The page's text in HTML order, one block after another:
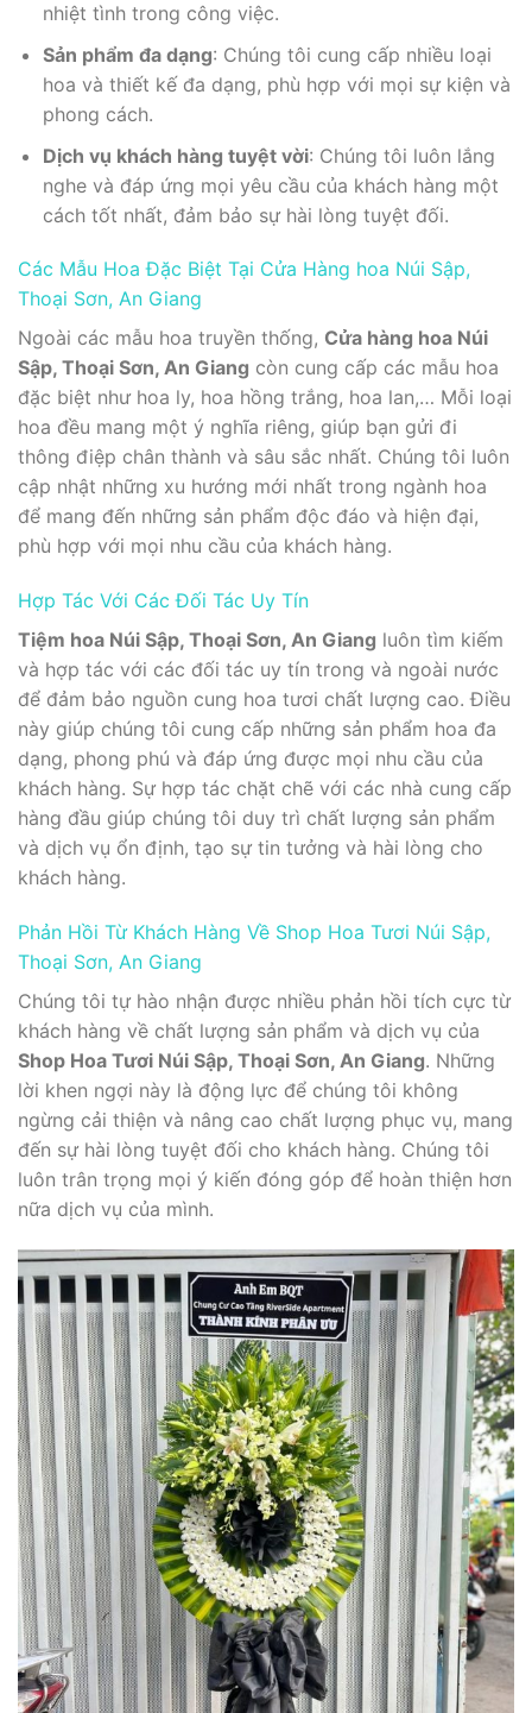
nhiệt tình trong công việc.
Sản phẩm đa dạng: Chúng tôi cung cấp nhiều loại
hoa và thiết kế đa dạng, phù hợp với mọi sự kiện và
phong cách.
Dịch vụ khách hàng tuyệt vời: Chúng tôi luôn lắng
nghe và đáp ứng mọi yêu cầu của khách hàng một
cách tốt nhất, đảm bảo sự hài lòng tuyệt đối.
Các Mẫu Hoa Đặc Biệt Tại Cửa Hàng hoa Núi Sập,
Thoại Sơn, An Giang
Ngoài các mẫu hoa truyền thống, Cửa hàng hoa Núi
Sập, Thoại Sơn, An Giang còn cung cấp các mẫu hoa
đặc biệt như hoa ly, hoa hồng trắng, hoa lan,… Mỗi loại
hoa đều mang một ý nghĩa riêng, giúp bạn gửi đi
thông điệp chân thành và sâu sắc nhất. Chúng tôi luôn
cập nhật những xu hướng mới nhất trong ngành hoa
để mang đến những sản phẩm độc đáo và hiện đại,
phù hợp với mọi nhu cầu của khách hàng.
Hợp Tác Với Các Đối Tác Uy Tín
Tiệm hoa Núi Sập, Thoại Sơn, An Giang luôn tìm kiếm
và hợp tác với các đối tác uy tín trong và ngoài nước
để đảm bảo nguồn cung hoa tươi chất lượng cao. Điều
này giúp chúng tôi cung cấp những sản phẩm hoa đa
dạng, phong phú và đáp ứng được mọi nhu cầu của
khách hàng. Sự hợp tác chặt chẽ với các nhà cung cấp
hàng đầu giúp chúng tôi duy trì chất lượng sản phẩm
và dịch vụ ổn định, tạo sự tin tưởng và hài lòng cho
khách hàng.
Phản Hồi Từ Khách Hàng Về Shop Hoa Tươi Núi Sập,
Thoại Sơn, An Giang
Chúng tôi tự hào nhận được nhiều phản hồi tích cực từ
khách hàng về chất lượng sản phẩm và dịch vụ của
Shop Hoa Tươi Núi Sập, Thoại Sơn, An Giang. Những
lời khen ngợi này là động lực để chúng tôi không
ngừng cải thiện và nâng cao chất lượng phục vụ, mang
đến sự hài lòng tuyệt đối cho khách hàng. Chúng tôi
luôn trân trọng mọi ý kiến đóng góp để hoàn thiện hơn
nữa dịch vụ của mình.